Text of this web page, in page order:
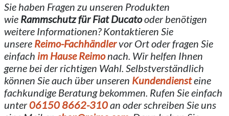
Sie haben Fragen zu unseren Produkten
wie Rammschutzfür Fiat Ducatooder benötigen
weitere Informationen? Kontaktieren Sie
unsere Reimo-Fachhändlervor Ort oder fragen Sie
einfach im Hause Reimonach. Wir helfen Ihnen
gerne bei der richtigen Wahl. Selbstverständlich
können Sie auch über unseren Kundendiensteine
fachkundige Beratung bekommen. Rufen Sie einfach
unter06150 8662-310an oder schreiben Sie uns